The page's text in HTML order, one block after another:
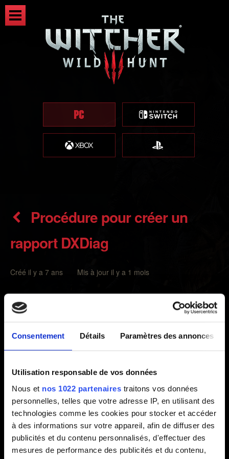
Consentement Détails Paramètres des annonces
Utilisation responsable de vos données
Nous et nos 1022 partenaires traitons vos données
personnelles, telles que votre adresse IP, en utilisant des
technologies comme les cookies pour stocker et accéder
à des informations sur votre appareil, afin de diffuser des
publicités et du contenu personnalisés, d'effectuer des
mesures de performance des publicités et du contenu,
Procédure pour créer un
rapport DXDiag
Créé il y a 7 ans Mis à jour il y a 1 mois
DxDiag peut vous aider à :
Obtenir des informations sur les logiciels et
composants de votre ordinateur, comme la carte
graphique de votre PC, savoir si vous possédez un
Créer un signalement qui aidera l'assistance
technique à identifier la source d'un problème et trouver
une solution plus rapidement.
Procédure pour créer un rapport de diagnostic (DxDiag) :
Appuyez sur les touchesWindows+ R du clavier.